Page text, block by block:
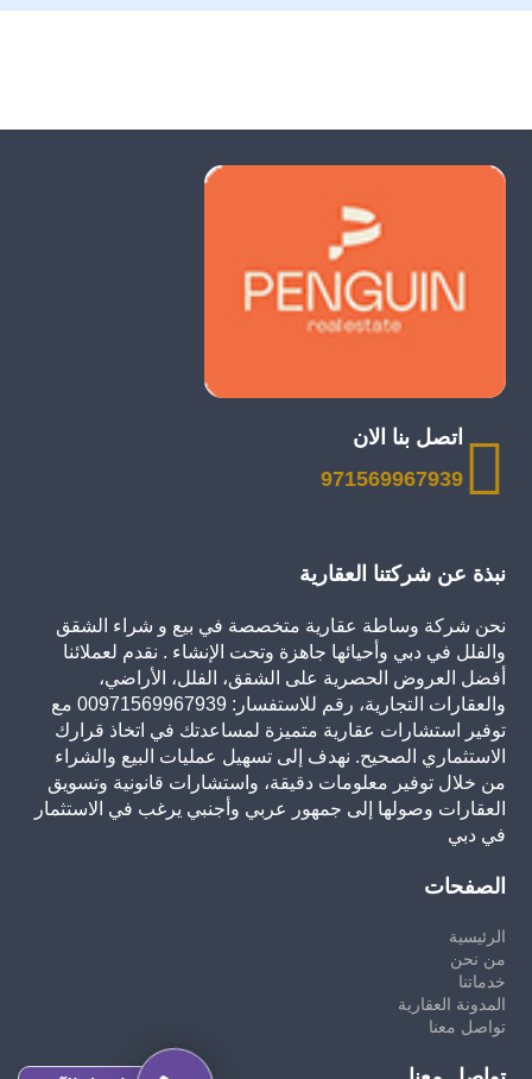
اتصل بنا الان
971569967939
نبذة عن شركتنا العقارية
نحن شركة وساطة عقارية متخصصة في بيع و شراء الشقق
والفلل في دبي وأحيائها جاهزة وتحت الإنشاء . نقدم لعملائنا
أفضل العروض الحصرية على الشقق، الفلل، الأراضي،
والعقارات التجارية، رقم للاستفسار: 00971569967939 مع
توفير استشارات عقارية متميزة لمساعدتك في اتخاذ قرارك
الاستثماري الصحيح. نهدف إلى تسهيل عمليات البيع والشراء
من خلال توفير معلومات دقيقة، واستشارات قانونية وتسويق
العقارات وصولها إلى جمهور عربي وأجنبي يرغب في الاستثمار
في دبي
الصفحات
الرئيسية
من نحن
خدماتنا
المدونة العقارية
تواصل معنا